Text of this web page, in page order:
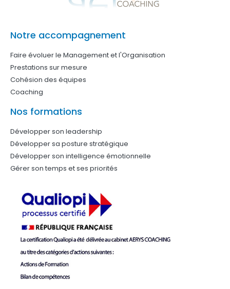
Notre accompagnement
Faire évoluer le Management et l'Organisation
Prestations sur mesure
Cohésion des équipes
Coaching
Nos formations
Développer son leadership
Développer sa posture stratégique
Développer son intelligence émotionnelle
Gérer son temps et ses priorités